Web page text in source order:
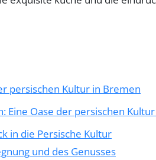
persischen Kultur in Bremen
Eine Oase der persischen
in die Persische Kultur
und des Genusses